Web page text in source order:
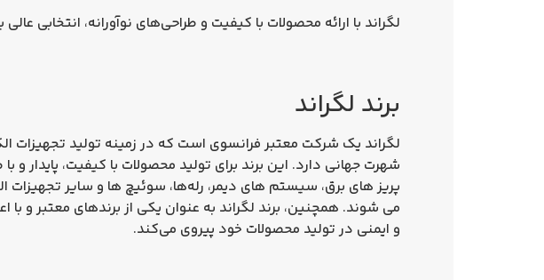
لگراند با ارائه محصولات با کیفیت و طراحی‌های نوآورانه، انتخابی
برند لگراند
لگراند یک شرکت معتبر فرانسوی است که در زمینه تولید تجهیزات
شهرت جهانی دارد. این برند برای تولید محصولات با کیفیت،
پریز های برق، سیستم‌ های دیمر، رله‌ها، سوئیچ‌ ها و سایر
می‌ شوند. همچنین، برند لگراند به عنوان یکی از برندهای معتبر و
و ایمنی در تولید محصولات خود پیروی می‌کند.